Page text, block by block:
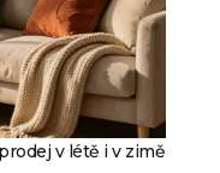
v létě i v zimě